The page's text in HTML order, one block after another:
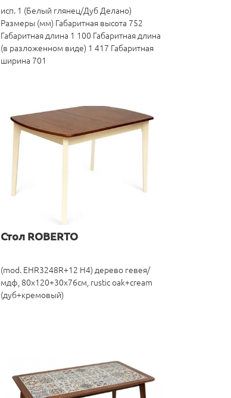
исп. 1 (Белый глянец/Дуб Делано)
Размеры (мм) Габаритная высота 752
Габаритная длина 1 100 Габаритная длина
(в разложенном виде) 1 417 Габаритная
ширина 701
Стол ROBERTO
(mod. EHR3248R+12 H4) дерево гевея/
мдф, 80х120+30х76см, rustic oak+cream
(дуб+кремовый)